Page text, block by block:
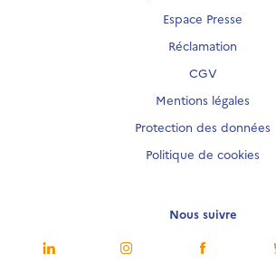
Espace Presse
Réclamation
CGV
Mentions légales
Protection des données
Politique de cookies
Nous suivre